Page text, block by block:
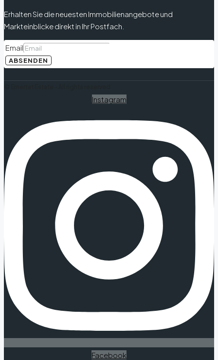
Erhalten Sie die neuesten Immobilienangebote und
Markteinblicke direkt in Ihr Postfach.
Email
ABSENDEN
Instagram
Facebook